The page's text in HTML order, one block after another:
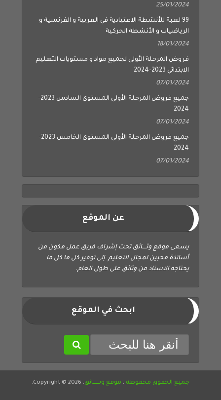
25/01/2024
99 لعبة للأنشطة الاعتيادية في العربية و الفرنسية و
الرياضيات و الأنشطة الحركية
18/01/2024
فروض المرحلة الأولى لجميع مواد و مستويات التعليم
الابتدائي 2023-2024
07/01/2024
جميع فروض المرحلة الأولى المستوى السادس 2023-
2024
07/01/2024
جميع فروض المرحلة الأولى المستوى الخامس 2023-
2024
07/01/2024
عن الموقع
يسعى موقع وثــــائق تحت إشراف فريق عمل مكون من
أساتذة محبين لمجال التعليم إلى توفير كل ما كل ما
يحتاجه الاستاذ من وثائق على طول العام.
ابحث في الموقع
جميع الحقوق محفوظة . موقع وثــــــائق. Copyright © 2026.